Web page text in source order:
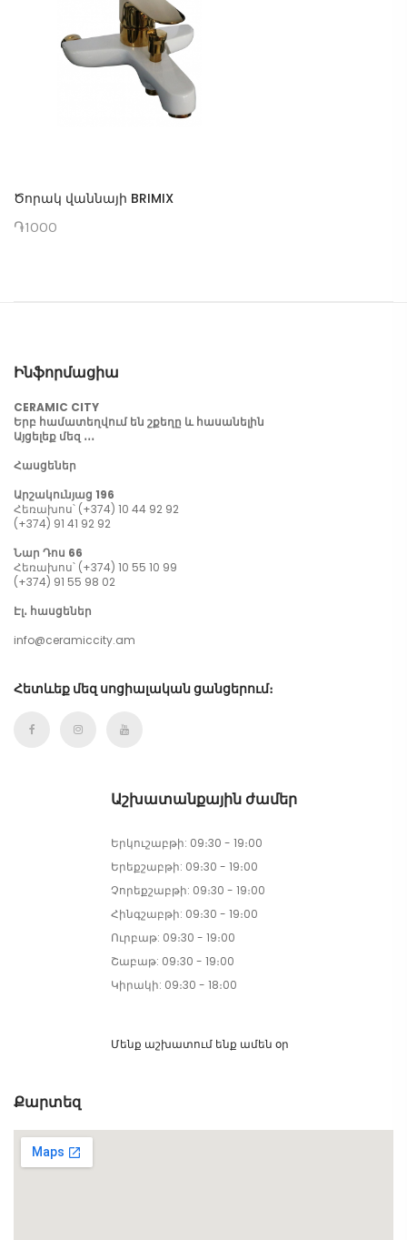
Ծորակ վաննայի BRIMIX
֏1000
Ինֆորմացիա
CERAMIC CITY
Երբ համատեղվում են շքեղը և հասանելին
Այցելեք մեզ ․․․
Հասցեներ
Արշակունյաց 196
Հեռախոս՝ (+374) 10 44 92 92
(+374) 91 41 92 92
Նար Դոս 66
Հեռախոս՝ (+374) 10 55 10 99
(+374) 91 55 98 02
Էլ․ հասցեներ
info@ceramiccity.am
Հետևեք մեզ սոցիալական ցանցերում։
Աշխատանքային ժամեր
Երկուշաբթի: 09։30 - 19։00
Երեքշաբթի: 09։30 - 19։00
Չորեքշաբթի: 09։30 - 19։00
Հինգշաբթի: 09։30 - 19։00
Ուրբաթ: 09։30 - 19։00
Շաբաթ: 09։30 - 19։00
Կիրակի: 09։30 - 18։00
Մենք աշխատում ենք ամեն օր
Քարտեզ